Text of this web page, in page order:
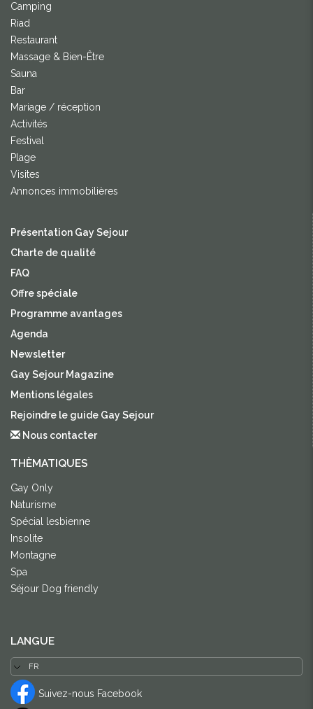
Camping
Riad
Restaurant
Massage & Bien-Être
Sauna
Bar
Mariage / réception
Activités
Festival
Plage
Visites
Annonces immobilières
Présentation Gay Sejour
Charte de qualité
FAQ
Offre spéciale
Programme avantages
Agenda
Newsletter
Gay Sejour Magazine
Mentions légales
Rejoindre le guide Gay Sejour
Nous contacter
THÈMATIQUES
Gay Only
Naturisme
Spécial lesbienne
Insolite
Montagne
Spa
Séjour Dog friendly
LANGUE
Suivez-nous Facebook